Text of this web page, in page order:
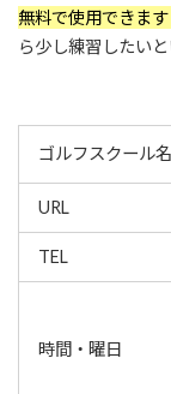
無料で使用できます
ら少し練習したい
ゴルフスクール名
URL
TEL
時間・曜日